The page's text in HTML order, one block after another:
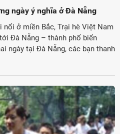
ngày ý nghĩa ở Đà Nẵng
nổi ở miền Bắc, Trại hè Việt Nam
Đà Nẵng – thành phố biển
ngày tại Đà Nẵng, các bạn thanh